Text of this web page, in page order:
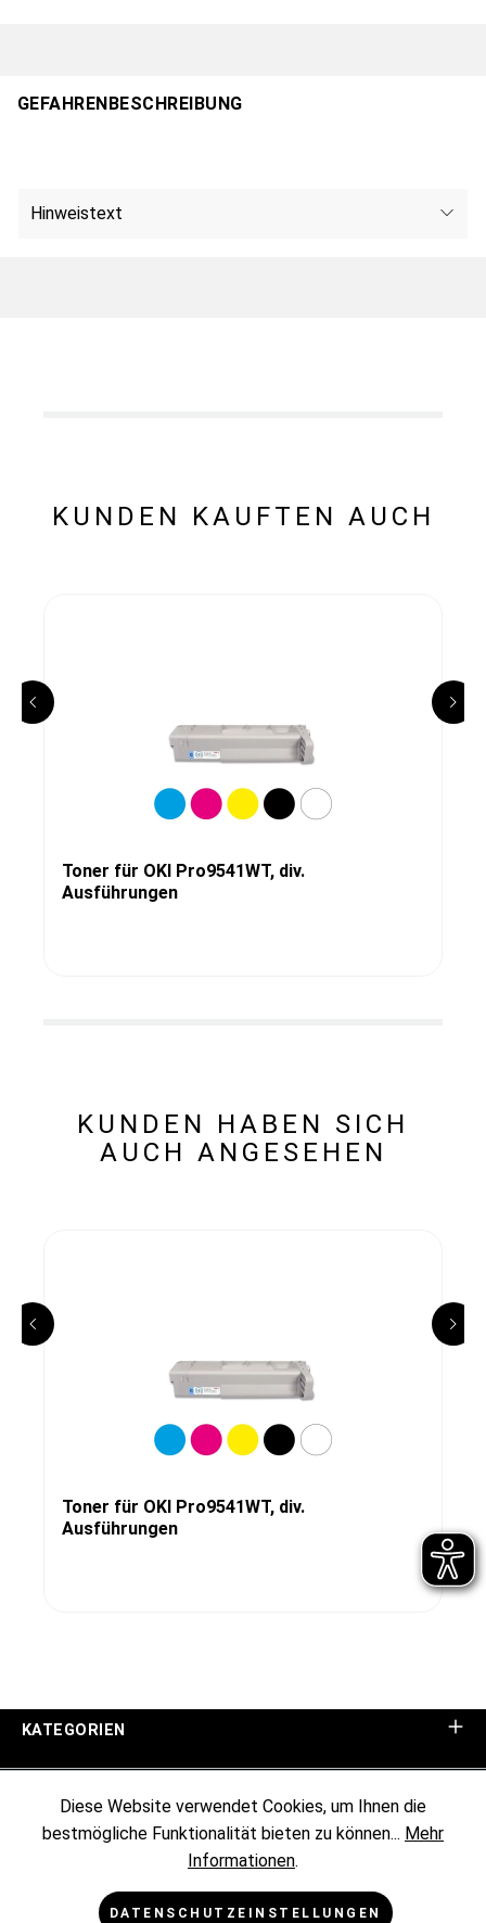
GEFAHRENBESCHREIBUNG
Hinweistext
KUNDEN KAUFTEN AUCH
Toner für OKI Pro9541WT, div.
Ausführungen
KUNDEN HABEN SICH
AUCH ANGESEHEN
Toner für OKI Pro9541WT, div.
Ausführungen
KATEGORIEN
KUNDENINFORMATIONEN
RECHTLICHES
Diese Website verwendet Cookies, um Ihnen die
bestmögliche Funktionalität bieten zu können... Mehr
Informationen.
DATENSCHUTZEINSTELLUNGEN